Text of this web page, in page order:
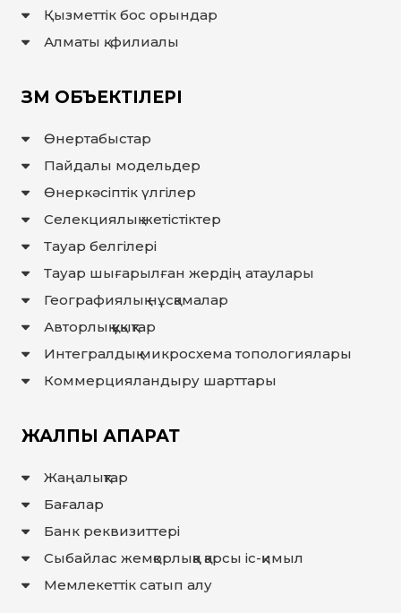
ИНТЕРАКТИВТІ
ГЕОГРАФИЯЛЫҚ
ШЫҒАРЫЛҒАН
ЖЕРЛЕР
ИНТЕРАКТИВТІ
КАРТАСЫ
СҰРАҚ -
ЖАУАП
ПОИСК
Қызметтік бос орындар
Алматы қ. филиалы
ЗМ ОБЪЕКТІЛЕРІ
Өнертабыстар
Пайдалы модельдер
Өнеркәсіптік үлгілер
Селекциялық жетістіктер
Тауар белгілері
Тауар шығарылған жердiң атаулары
Географиялық нұсқамалар
Авторлық құқықтар
Интегралдық микросхема топологиялары
Коммерцияландыру шарттары
ЖАЛПЫ АҚПАРАТ
Жаңалықтар
Бағалар
Банк реквизиттері
Сыбайлас жемқорлыққа қарсы іс-қимыл
Мемлекеттiк сатып алу